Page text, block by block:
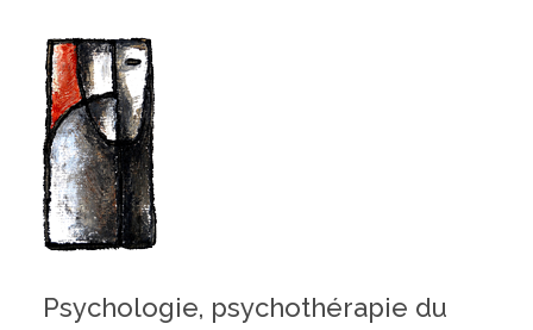
Psychologie, psychothérapie du